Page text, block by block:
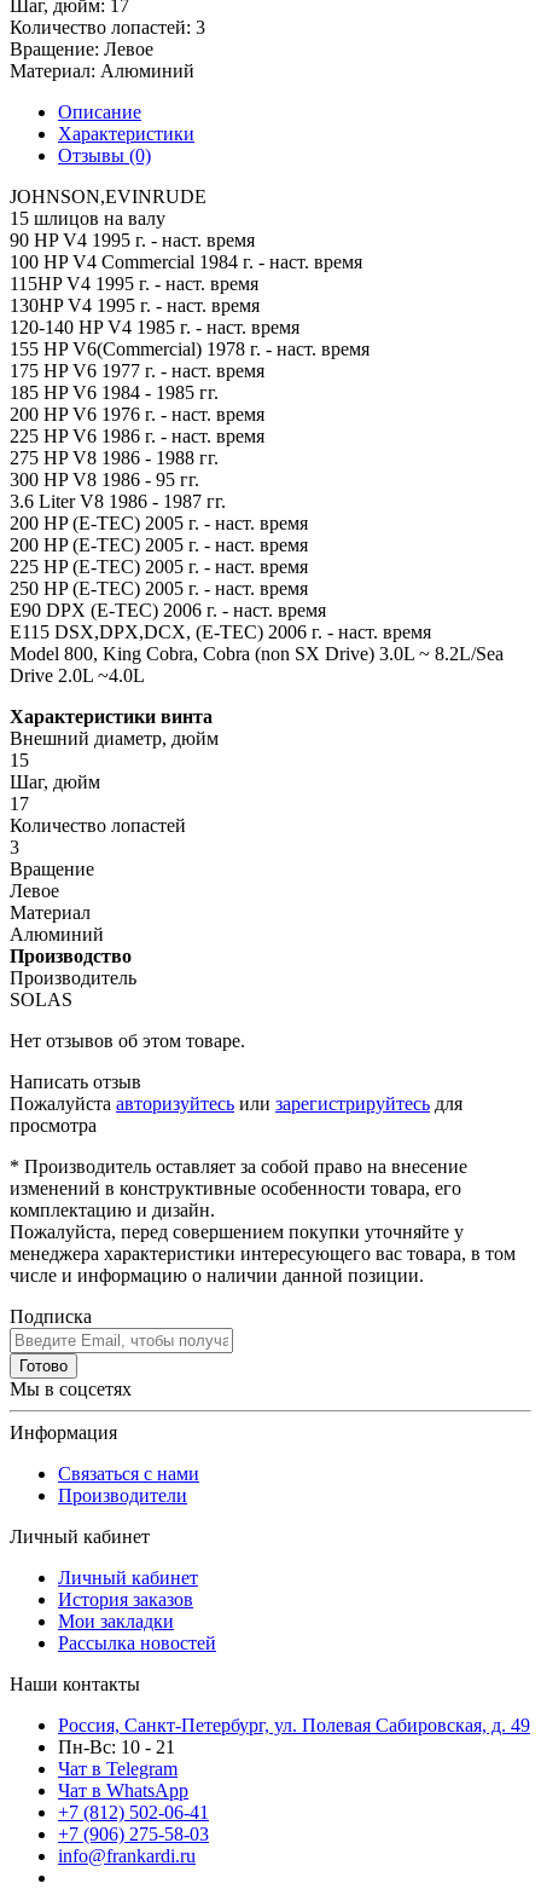
Шаг, дюйм: 17
Количество лопастей: 3
Вращение: Левое
Материал: Алюминий
Описание
Характеристики
Отзывы (0)
JOHNSON,EVINRUDE
15 шлицов на валу
90 HP V4 1995 г. - наст. время
100 HP V4 Commercial 1984 г. - наст. время
115HP V4 1995 г. - наст. время
130HP V4 1995 г. - наст. время
120-140 HP V4 1985 г. - наст. время
155 HP V6(Commercial) 1978 г. - наст. время
175 HP V6 1977 г. - наст. время
185 HP V6 1984 - 1985 гг.
200 HP V6 1976 г. - наст. время
225 HP V6 1986 г. - наст. время
275 HP V8 1986 - 1988 гг.
300 HP V8 1986 - 95 гг.
3.6 Liter V8 1986 - 1987 гг.
200 HP (E-TEC) 2005 г. - наст. время
200 HP (E-TEC) 2005 г. - наст. время
225 HP (E-TEC) 2005 г. - наст. время
250 HP (E-TEC) 2005 г. - наст. время
E90 DPX (E-TEC) 2006 г. - наст. время
E115 DSX,DPX,DCX, (E-TEC) 2006 г. - наст. время
Model 800, King Cobra, Cobra (non SX Drive) 3.0L ~ 8.2L/Sea
Drive 2.0L ~4.0L
Характеристики винта
Внешний диаметр, дюйм
15
Шаг, дюйм
17
Количество лопастей
3
Вращение
Левое
Материал
Алюминий
Производство
Производитель
SOLAS
Нет отзывов об этом товаре.
Написать отзыв
Пожалуйста авторизуйтесь или зарегистрируйтесь для
просмотра
* Производитель оставляет за собой право на внесение
изменений в конструктивные особенности товара, его
комплектацию и дизайн.
Пожалуйста, перед совершением покупки уточняйте у
менеджера характеристики интересующего вас товара, в том
числе и информацию о наличии данной позиции.
Подписка
Готово
Мы в соцсетях
Информация
Связаться с нами
Производители
Личный кабинет
Личный кабинет
История заказов
Мои закладки
Рассылка новостей
Наши контакты
Россия, Санкт-Петербург, ул. Полевая Сабировская, д. 49
Пн-Вс: 10 - 21
Чат в Telegram
Чат в WhatsApp
+7 (812) 502-06-41
+7 (906) 275-58-03
info@frankardi.ru